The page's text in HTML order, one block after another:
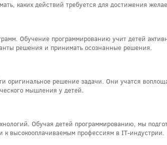
каких действий требуется для достижения
Обучение программированию учит детей
решения и принимать осознанные решения.
решение задачи. Они учатся
мышления у детей.
Обучая детей программированию, мы
к высокооплачиваемым профессиям в IT-индустрии.